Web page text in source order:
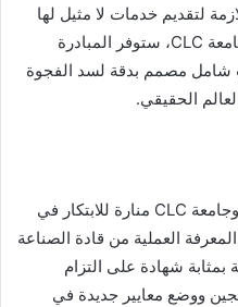
لتقديم خدمات لا مثيل لها
في الصناعة. وبالتعاون الوثيق مع جامعة CLC، ستوفر المبادرة
شامل مصمم بدقة لسد الفجوة
الحقيقي.
يعد التعاون بين Travco Holidays وجامعة CLC منارة للابتكار في
العملية من قادة الصناعة
بمثابة شهادة على التزام
ووضع معايير جديدة في